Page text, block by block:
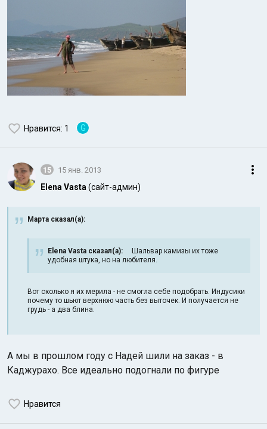
Нравится: 1 G
15 15 янв. 2013
Elena Vasta (сайт-админ)
Марта сказал(а):
Elena Vasta сказал(а): Шальвар камизы их тоже
удобная штука, но на любителя.
Вот сколько я их мерила - не смогла себе подобрать. Индусики
почему то шьют верхнюю часть без выточек. И получается не
грудь - а два блина.
А мы в прошлом году с Надей шили на заказ - в
Каджурахо. Все идеально подогнали по фигуре
Нравится